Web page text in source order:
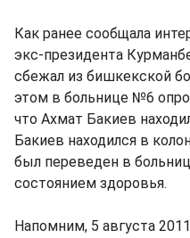
Как ранее сообщала
экс-президента
сбежал из бишкекской
этом в больнице №6
что Ахмат Бакиев
Бакиев находился в
был переведен в
состоянием здоровья.
Напомним, 5 августа